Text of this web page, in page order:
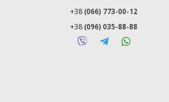
+38(066) 773-00-12
+38(096) 035-88-88